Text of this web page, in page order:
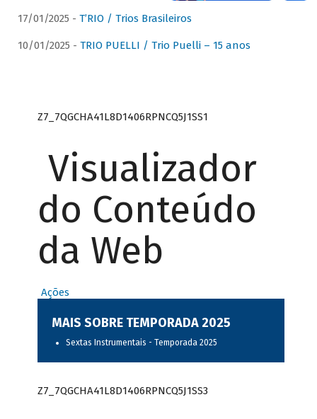
17/01/2025 - T’RIO / Trios Brasileiros
10/01/2025 - TRIO PUELLI / Trio Puelli – 15 anos
Z7_7QGCHA41L8D1406RPNCQ5J1SS1
Visualizador
do Conteúdo
da Web
Ações
MAIS SOBRE TEMPORADA 2025
Sextas Instrumentais - Temporada 2025
Z7_7QGCHA41L8D1406RPNCQ5J1SS3